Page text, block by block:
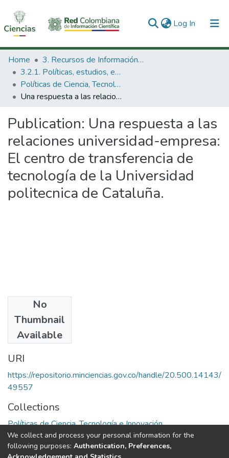
Log In (current)
Communities & Collections
All of DSpace
Statistics
Home
3. Recursos de Información Científica y Tecnológica
3.2.1. Políticas, estudios, evaluaciones e indicadores de CTeI
Políticas de Ciencia, Tecnología e Innovación
Una respuesta a las relaciones universidad-empresa: El centro de transferencia de tecnología de la Universidad politecnica de Cataluña.
Publication: Una respuesta a las
relaciones universidad-empresa:
El centro de transferencia de
tecnología de la Universidad
politecnica de Cataluña.
No
Thumbnail
Available
Authors
Enerst Quingles
URI
https://repositorio.minciencias.gov.co/handle/20.500.14143/
49557
Collections
Políticas de Ciencia, Tecnología e Innovación
Full item page
We collect and process your personal information for the
following purposes: Authentication, Preferences,